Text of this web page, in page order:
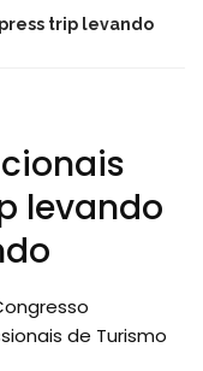
trip levando
levando
de Turismo